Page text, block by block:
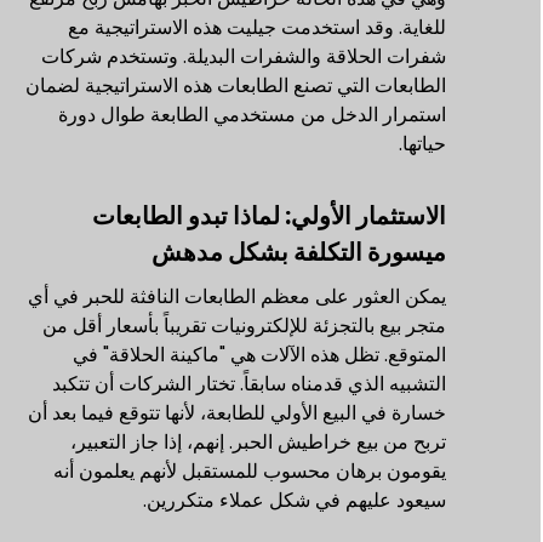
للغاية. وقد استخدمت جيليت هذه الاستراتيجية مع
شفرات الحلاقة والشفرات البديلة. وتستخدم شركات
الطابعات التي تصنع الطابعات هذه الاستراتيجية لضمان
استمرار الدخل من مستخدمي الطابعة طوال دورة
حياتها.
الاستثمار الأولي: لماذا تبدو الطابعات
ميسورة التكلفة بشكل مدهش
يمكن العثور على معظم الطابعات النافثة للحبر في أي
متجر بيع بالتجزئة للإلكترونيات تقريباً بأسعار أقل من
المتوقع. تظل هذه الآلات هي "ماكينة الحلاقة" في
التشبيه الذي قدمناه سابقاً. تختار الشركات أن تتكبد
خسارة في البيع الأولي للطابعة، لأنها تتوقع فيما بعد أن
تربح من بيع خراطيش الحبر. إنهم، إذا جاز التعبير،
يقومون برهان محسوب للمستقبل لأنهم يعلمون أنه
سيعود عليهم في شكل عملاء متكررين.